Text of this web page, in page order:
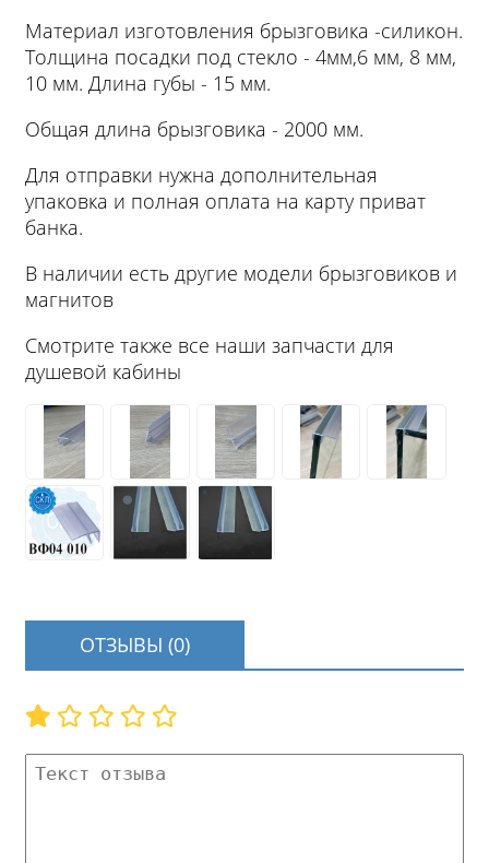
Материал изготовления брызговика -силикон.
Толщина посадки под стекло - 4мм,6 мм, 8 мм,
10 мм. Длина губы - 15 мм.
Общая длина брызговика - 2000 мм.
Для отправки нужна дополнительная
упаковка и полная оплата на карту приват
банка.
В наличии есть другие модели брызговиков и
магнитов
Смотрите также все наши запчасти для
душевой кабины
ОТЗЫВЫ (0)